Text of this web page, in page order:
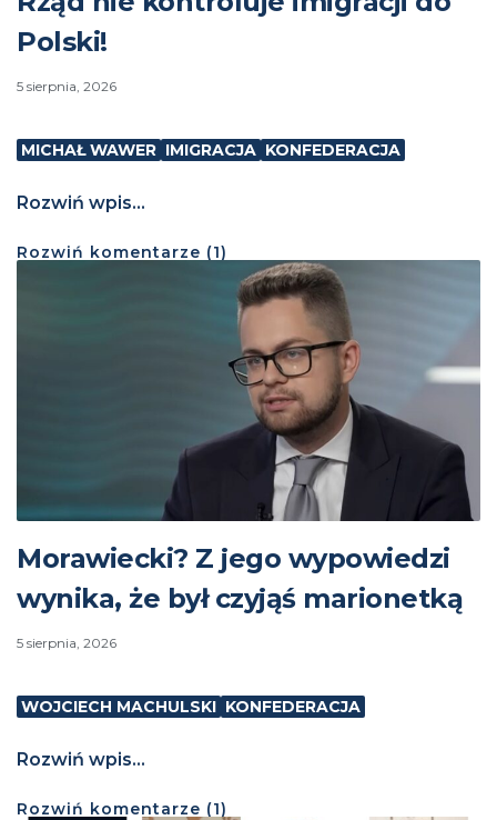
Polski!
5 sierpnia, 2026
MICHAŁ WAWER IMIGRACJA KONFEDERACJA
Rozwiń wpis...
Rozwiń komentarze (1)
Morawiecki? Z jego wypowiedzi
wynika, że był czyjąś marionetką
5 sierpnia, 2026
WOJCIECH MACHULSKI KONFEDERACJA
Rozwiń wpis...
Rozwiń komentarze (1)